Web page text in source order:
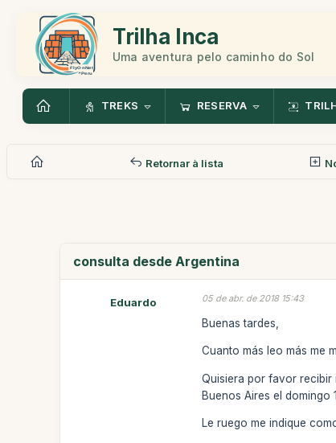
Trilha Inca
Uma aventura pelo caminho do Sol
TREKS RESERVA
Retornar à lista
consulta desde Argentina
Eduardo 05 de abr. de 2018 15:43
Buenas tardes,
Cuanto más leo más me
Quisiera por favor recibir
Buenos Aires el domingo
Le ruego me indique